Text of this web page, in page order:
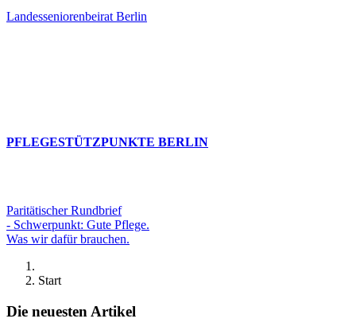
Landesseniorenbeirat Berlin
PFLEGESTÜTZPUNKTE BERLIN
Paritätischer Rundbrief
- Schwerpunkt: Gute Pflege.
Was wir dafür brauchen.
Start
Die neuesten Artikel